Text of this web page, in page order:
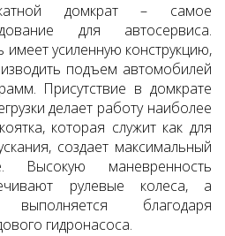
домкрат – самое
для автосервиса.
усиленную конструкцию,
подъем автомобилей
Присутствие в домкрате
делает работу наиболее
которая служит как для
создает максимальный
маневренность
рулевые колеса, а
благодаря
гидронасоса.